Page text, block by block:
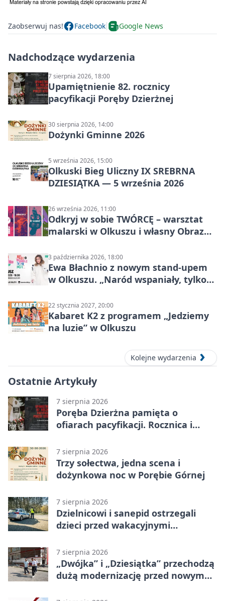
Zaobserwuj nas! Facebook Google News
Nadchodzące wydarzenia
7 sierpnia 2026, 18:00
Upamiętnienie 82. rocznicy
pacyfikacji Poręby Dzierżnej
30 sierpnia 2026, 14:00
Dożynki Gminne 2026
5 września 2026, 15:00
Olkuski Bieg Uliczny IX SREBRNA
DZIESIĄTKA — 5 września 2026
26 września 2026, 11:00
Odkryj w sobie TWÓRCĘ – warsztat
malarski w Olkuszu i własny Obraz
3 października 2026, 18:00
Ewa Błachnio z nowym stand-upem
w Olkuszu. „Naród wspaniały, tylko
22 stycznia 2027, 20:00
Kabaret K2 z programem „Jedziemy
na luzie” w Olkuszu
Kolejne wydarzenia
Ostatnie Artykuły
7 sierpnia 2026
Poręba Dzierżna pamięta o
ofiarach pacyfikacji. Rocznica i
7 sierpnia 2026
Trzy sołectwa, jedna scena i
dożynkowa noc w Porębie Górnej
7 sierpnia 2026
Dzielnicowi i sanepid ostrzegali
dzieci przed wakacyjnymi
7 sierpnia 2026
„Dwójka” i „Dziesiątka” przechodzą
dużą modernizację przed nowym